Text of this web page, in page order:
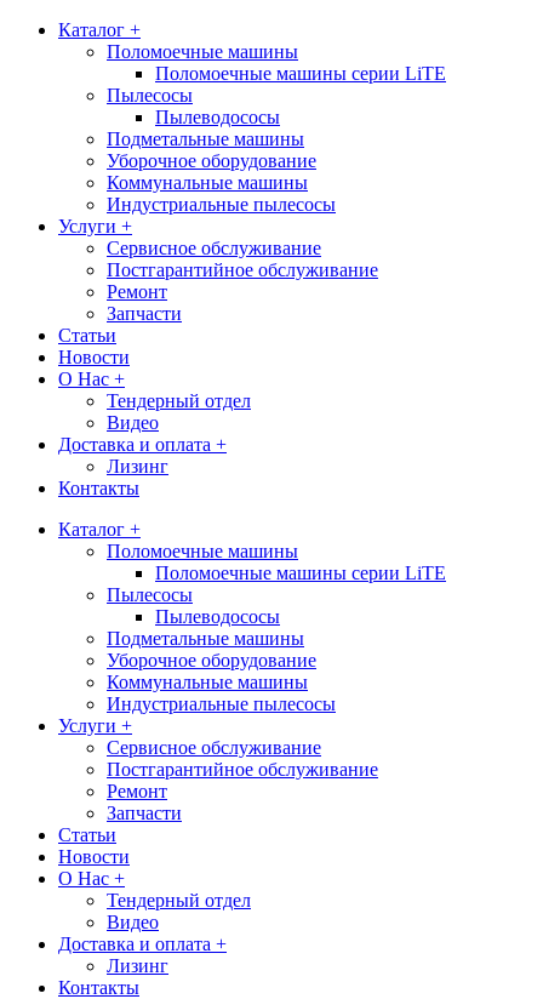
Каталог +
Поломоечные машины
Поломоечные машины серии LiTE
Пылесосы
Пылеводососы
Подметальные машины
Уборочное оборудование
Коммунальные машины
Индустриальные пылесосы
Услуги +
Сервисное обслуживание
Постгарантийное обслуживание
Ремонт
Запчасти
Статьи
Новости
О Нас +
Тендерный отдел
Видео
Доставка и оплата +
Лизинг
Контакты
Каталог +
Поломоечные машины
Поломоечные машины серии LiTE
Пылесосы
Пылеводососы
Подметальные машины
Уборочное оборудование
Коммунальные машины
Индустриальные пылесосы
Услуги +
Сервисное обслуживание
Постгарантийное обслуживание
Ремонт
Запчасти
Статьи
Новости
О Нас +
Тендерный отдел
Видео
Доставка и оплата +
Лизинг
Контакты